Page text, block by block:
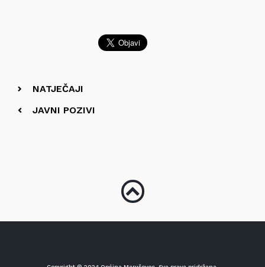
NATJEČAJI
JAVNI POZIVI